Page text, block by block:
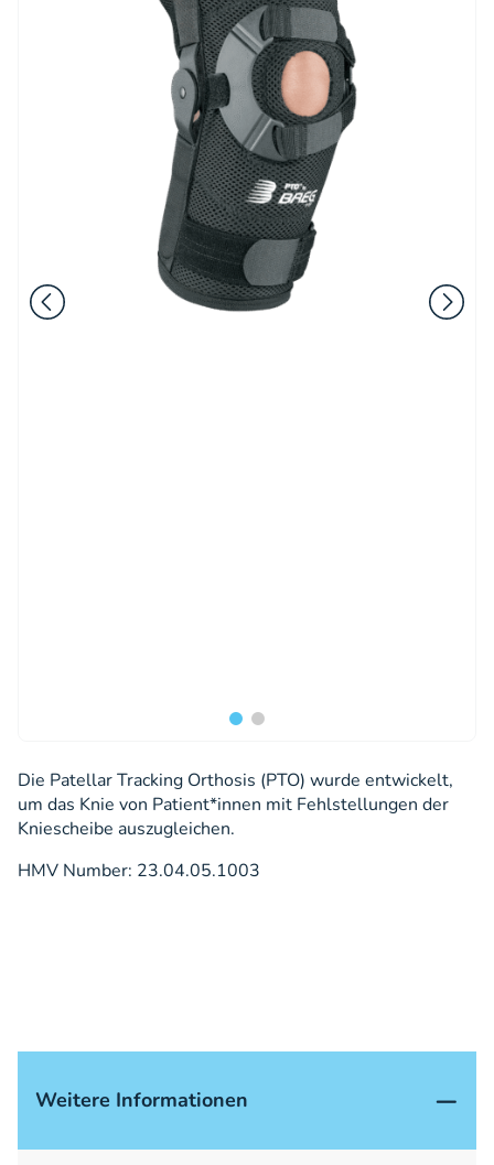
Die Patellar Tracking Orthosis (PTO) wurde entwickelt,
um das Knie von Patient*innen mit Fehlstellungen der
Kniescheibe auszugleichen.
HMV Number: 23.04.05.1003
Weitere Informationen